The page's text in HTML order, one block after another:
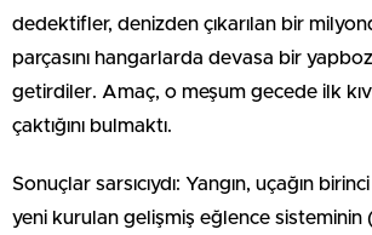
dedektifler, denizden çıkarılan bir
parçasını hangarlarda devasa bir
getirdiler. Amaç, o meşum gecede ilk
çaktığını bulmaktı.
Sonuçlar sarsıcıydı: Yangın, uçağın
yeni kurulan gelişmiş eğlence sisteminin